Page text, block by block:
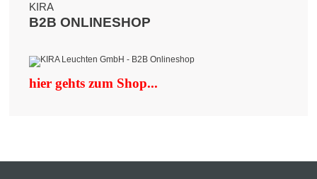
KIRA
B2B ONLINESHOP
hier gehts zum Shop...